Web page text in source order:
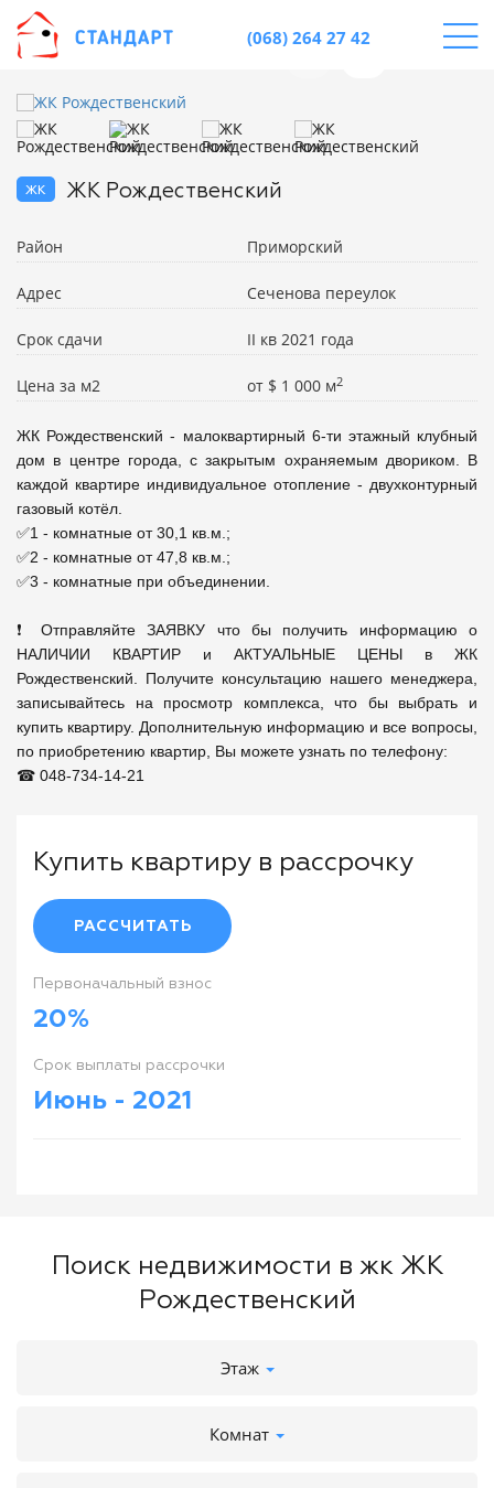
(068) 264 27 42
жк ЖК Рождественский
Район Приморский
Адрес Сеченова переулок
Срок сдачи II кв 2021 года
Цена за м2 от $ 1 000 м2
ЖК Рождественский - малоквартирный 6-ти этажный клубный
дом в центре города, с закрытым охраняемым двориком. В
каждой квартире индивидуальное отопление - двухконтурный
газовый котёл.
✅1 - комнатные от 30,1 кв.м.;
✅2 - комнатные от 47,8 кв.м.;
✅3 - комнатные при объединении.
❗ Отправляйте ЗАЯВКУ что бы получить информацию о
НАЛИЧИИ КВАРТИР и АКТУАЛЬНЫЕ ЦЕНЫ в ЖК
Рождественский. Получите консультацию нашего менеджера,
записывайтесь на просмотр комплекса, что бы выбрать и
купить квартиру. Дополнительную информацию и все вопросы,
по приобретению квартир, Вы можете узнать по телефону:
☎ 048-734-14-21
Купить квартиру в рассрочку
РАССЧИТАТЬ
Первоначальный взнос
20%
Cрок выплаты рассрочки
Июнь - 2021
Поиск недвижимости в жк ЖК
Рождественский
Этаж
Комнат